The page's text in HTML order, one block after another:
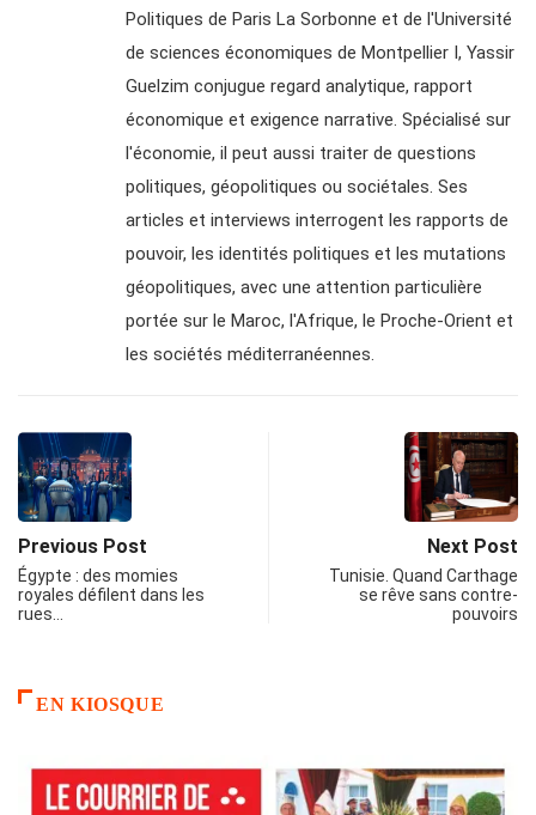
Politiques de Paris La Sorbonne et de l'Université
de sciences économiques de Montpellier I, Yassir
Guelzim conjugue regard analytique, rapport
économique et exigence narrative. Spécialisé sur
l'économie, il peut aussi traiter de questions
politiques, géopolitiques ou sociétales. Ses
articles et interviews interrogent les rapports de
pouvoir, les identités politiques et les mutations
géopolitiques, avec une attention particulière
portée sur le Maroc, l'Afrique, le Proche-Orient et
les sociétés méditerranéennes.
Previous Post
Égypte : des momies
royales défilent dans les
rues…
Next Post
Tunisie. Quand Carthage
se rêve sans contre-
pouvoirs
EN KIOSQUE